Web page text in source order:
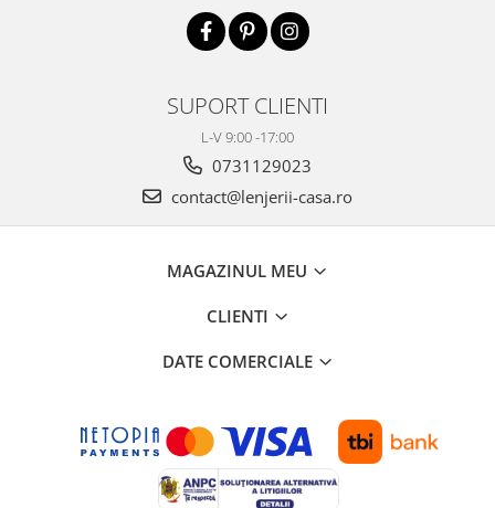
SUPORT CLIENTI
L-V 9:00 -17:00
0731129023
contact@lenjerii-casa.ro
MAGAZINUL MEU
CLIENTI
DATE COMERCIALE